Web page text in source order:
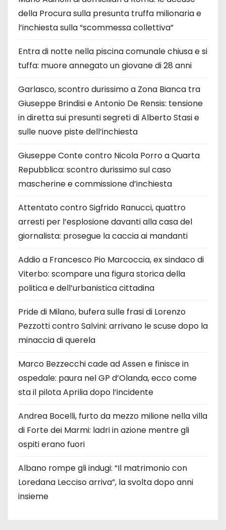
della Procura sulla presunta truffa milionaria e
l’inchiesta sulla “scommessa collettiva”
Entra di notte nella piscina comunale chiusa e si
tuffa: muore annegato un giovane di 28 anni
Garlasco, scontro durissimo a Zona Bianca tra
Giuseppe Brindisi e Antonio De Rensis: tensione
in diretta sui presunti segreti di Alberto Stasi e
sulle nuove piste dell’inchiesta
Giuseppe Conte contro Nicola Porro a Quarta
Repubblica: scontro durissimo sul caso
mascherine e commissione d’inchiesta
Attentato contro Sigfrido Ranucci, quattro
arresti per l’esplosione davanti alla casa del
giornalista: prosegue la caccia ai mandanti
Addio a Francesco Pio Marcoccia, ex sindaco di
Viterbo: scompare una figura storica della
politica e dell’urbanistica cittadina
Pride di Milano, bufera sulle frasi di Lorenzo
Pezzotti contro Salvini: arrivano le scuse dopo la
minaccia di querela
Marco Bezzecchi cade ad Assen e finisce in
ospedale: paura nel GP d’Olanda, ecco come
sta il pilota Aprilia dopo l’incidente
Andrea Bocelli, furto da mezzo milione nella villa
di Forte dei Marmi: ladri in azione mentre gli
ospiti erano fuori
Albano rompe gli indugi: “Il matrimonio con
Loredana Lecciso arriva”, la svolta dopo anni
insieme